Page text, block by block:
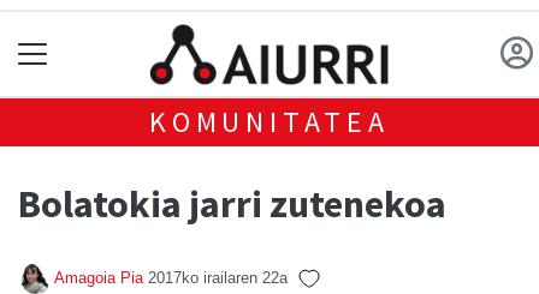
KOMUNITATEA
Bolatokia jarri zutenekoa
Amagoia Pia 2017ko irailaren 22a